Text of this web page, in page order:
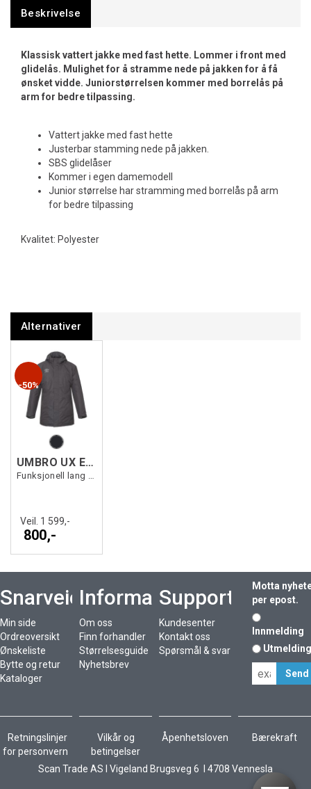
Beskrivelse
Klassisk vattert jakke med fast hette. Lommer i front med
glidelås. Mulighet for å stramme nede på jakken for å få
ønsket vidde. Juniorstørrelsen kommer med borrelås på
arm for bedre tilpassing.
Vattert jakke med fast hette
Justerbar stamming nede på jakken.
SBS glidelåser
Kommer i egen damemodell
Junior størrelse har stramming med borrelås på arm
for bedre tilpassing
Kvalitet: Polyester
Alternativer
50%
UMBRO UX Elite Team Jacket
Funksjonell lang vattert klubbjakke
Veil. 1 599,-
800,-
Snarveier
Min side
Ordreoversikt
Ønskeliste
Bytte og retur
Kataloger
Informasjon
Om oss
Finn forhandler
Størrelsesguide
Nyhetsbrev
Support
Kundesenter
Kontakt oss
Spørsmål & svar
Motta
per epost.
Innmelding
Retningslinjer
for personvern
Vilkår og
betingelser
Åpenhetsloven Bærekraft
Scan Trade AS I Vigeland Brugsveg 6 I 4708 Vennesla